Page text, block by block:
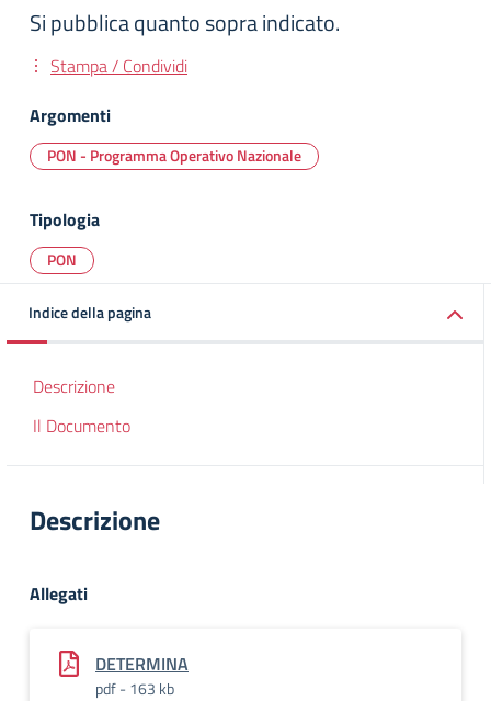
Si pubblica quanto sopra indicato.
Stampa / Condividi
Argomenti
PON - Programma Operativo Nazionale
Tipologia
PON
Indice della pagina
Descrizione
Il Documento
Descrizione
Allegati
DETERMINA
pdf - 163 kb